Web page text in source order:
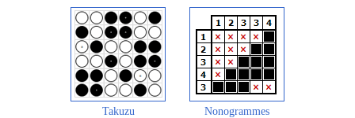
Takuzu Nonogrammes